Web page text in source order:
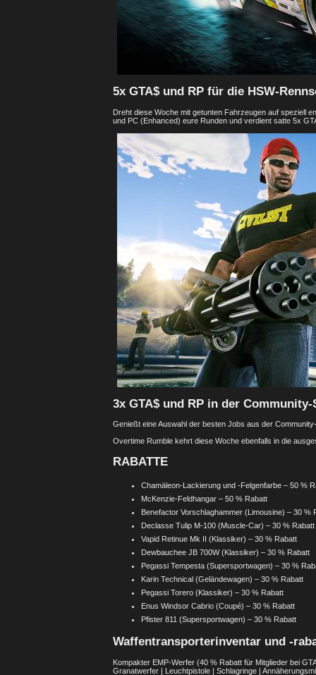
5x GTA$ und RP für die HSW-
Dreht diese Woche mit getunten Fahrzeugen auf speziell
und PC (Enhanced) eure Runden und verdient satte 5x
3x GTA$ und RP in der Community-
Genießt eine Auswahl der besten Jobs aus der
Overtime Rumble kehrt diese Woche ebenfalls in die
RABATTE
Chamäleon-Lackierung und -Felgenfarbe – 50 %
McKenzie-Feldhangar – 50 % Rabatt
Benefactor Vorschlaghammer (Limousine) – 30 %
Declasse Tulip M-100 (Muscle-Car) – 30 % Rabatt
Vapid Retinue Mk II (Klassiker) – 30 % Rabatt
Dewbauchee JB 700W (Klassiker) – 30 % Rabatt
Pegassi Tempesta (Supersportwagen) – 30 %
Karin Technical (Geländewagen) – 30 % Rabatt
Pegassi Torero (Klassiker) – 30 % Rabatt
Enus Windsor Cabrio (Coupé) – 30 % Rabatt
Pfister 811 (Supersportwagen) – 30 % Rabatt
Waffentransporterinventar und -
Kompakter EMP-Werfer (40 % Rabatt für Mitglieder bei
Granatwerfer | Leuchtpistole | Schlagringe |